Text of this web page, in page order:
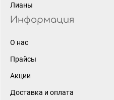
Лианы
Информация
О нас
Прайсы
Акции
Доставка и оплата